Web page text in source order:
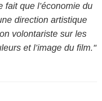
fait que l’économie du
direction artistique
volontariste sur les
et l’image du film."